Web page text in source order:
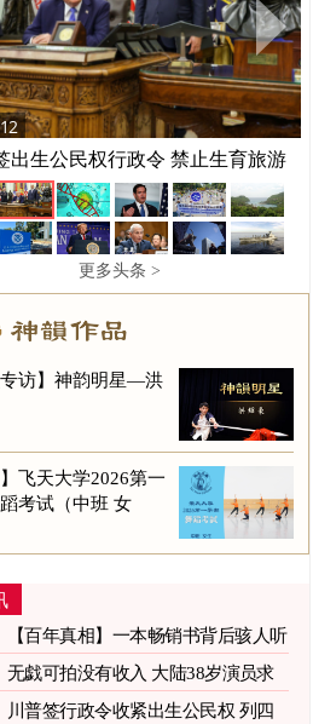
出生公民权行政令 禁止生育旅游
更多头条 >
专访】神韵明星—洪
】飞天大学2026第一
考试（中班 女
【百年真相】一本畅销书背后骇人听
闻的真相
无戯可拍没有收入 大陆38岁演员求
职景区NPC 图
川普签行政令收紧出生公民权 列四